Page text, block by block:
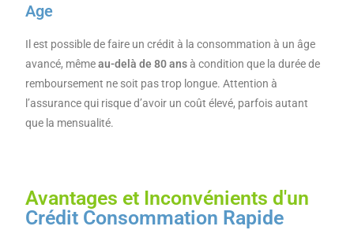
Age
Il est possible de faire un crédit à la consommation à un âge
avancé, mêmeau-delà de 80 ansà condition que la durée de
remboursement ne soit pas trop longue. Attention à
l’assurance qui risque d’avoir un coût élevé, parfois autant
que la mensualité.
Avantages et Inconvénients d'un
Crédit Consommation Rapide